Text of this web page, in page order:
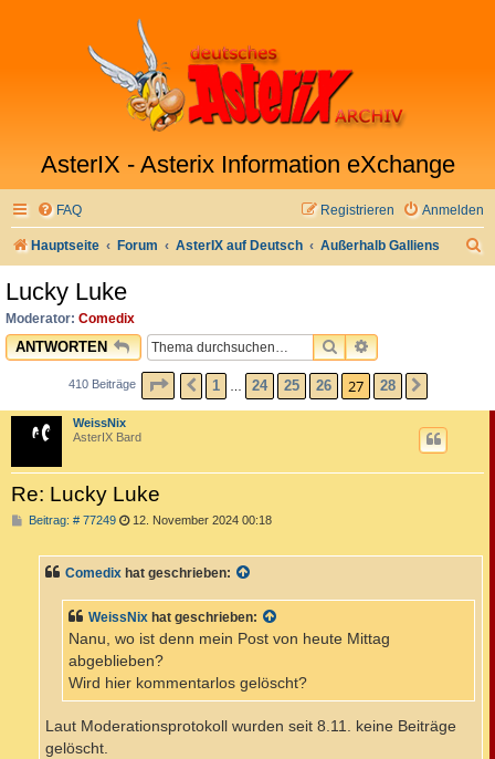
AsterIX - Asterix Information eXchange
FAQ Anmelden
Registrieren
Hauptseite Forum AsterIX auf Deutsch Außerhalb Galliens
Lucky Luke
Moderator: Comedix
ANTWORTEN SUCHEERWEITERTE
410 Beiträge SEITE27 VON 28
VORHERIGE
1 24 25 26 27 28
WeissNix
AsterIX Bard
Re: Lucky Luke
Beitrag: # 77249B
r
g
12. November 2024 00:18
Comedix hat geschrieben:
WeissNix hat geschrieben:
Nanu, wo ist denn mein Post von heute Mittag
abgeblieben?
Wird hier kommentarlos gelöscht?
Laut Moderationsprotokoll wurden seit 8.11. keine Beiträge
gelöscht.